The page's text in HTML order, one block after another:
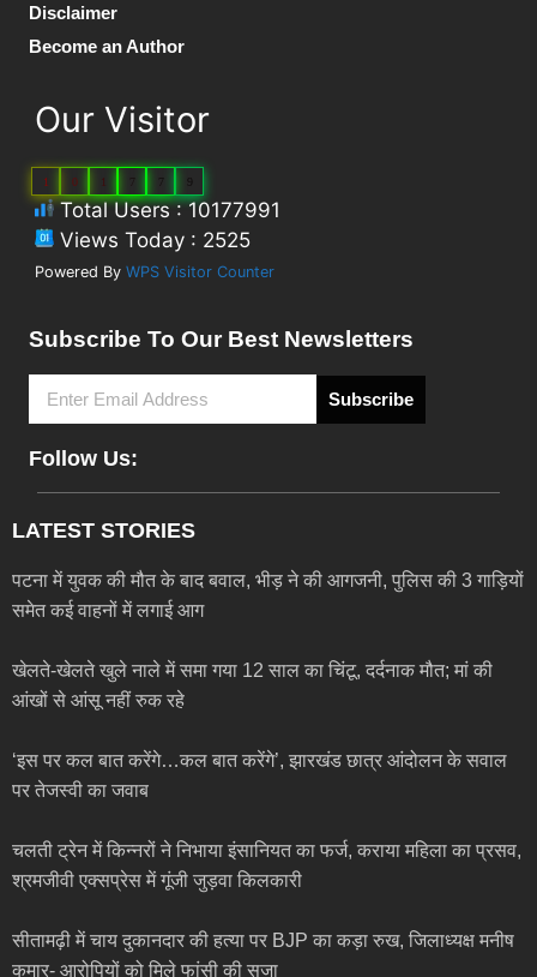
Disclaimer
Become an Author
Our Visitor
1 0 1
Total Users : 10177991
Views Today : 2525
Powered By WPS Visitor Counter
Subscribe To Our Best Newsletters
Subscribe
Follow Us:
LATEST STORIES
पटना में युवक की मौत के बाद बवाल, भीड़ ने की आगजनी, पुलिस की 3 गाड़ियों
समेत कई वाहनों में लगाई आग
खेलते-खेलते खुले नाले में समा गया 12 साल का चिंटू, दर्दनाक मौत; मां की
आंखों से आंसू नहीं रुक रहे
‘इस पर कल बात करेंगे…कल बात करेंगे’, झारखंड छात्र आंदोलन के सवाल
पर तेजस्वी का जवाब
चलती ट्रेन में किन्नरों ने निभाया इंसानियत का फर्ज, कराया महिला का प्रसव,
श्रमजीवी एक्सप्रेस में गूंजी जुड़वा किलकारी
सीतामढ़ी में चाय दुकानदार की हत्या पर BJP का कड़ा रुख, जिलाध्यक्ष मनीष
कुमार- आरोपियों को मिले फांसी की सजा